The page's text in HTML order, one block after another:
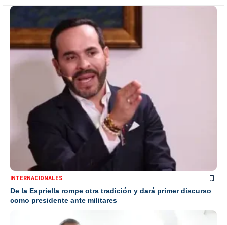
INTERNACIONALES
De la Espriella rompe otra tradición y dará primer discurso
como presidente ante militares